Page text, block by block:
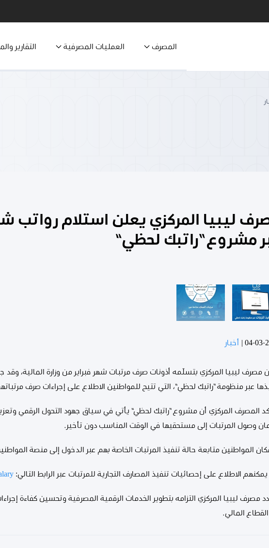
المصرف العمليات المصرفية التقارير
ليبيا المركزي يعلن استلام رواتب
مشروع “راتبك لحظي”
04-03- أخبار
مصرف ليبيا المركزي بتسلّمه أذونات صرف مرتبات شهر فبراير من وزارة المالية، وقد
عبر منظومة “راتبك لحظي”، التي تتيح للمواطنين الاطلاع على إجراءات صرف
المصرف المركزي أن مشروع “راتبك لحظي” يأتي في سياق جهود التحول الرقمي
وصول المرتبات إلى مستحقيها في الوقت المناسب دون تأخير.
المواطنين متابعة حالة تنفيذ المرتبات الخاصة بهم عبر الدخول إلى منصة
الاطلاع على إحصائيات تنفيذ المصارف التجارية للمرتبات عبر الرابط التالي:
مصرف ليبيا المركزي التزامه بتطوير الخدمات الرقمية المصرفية وتحسين كفاءة
المالي.